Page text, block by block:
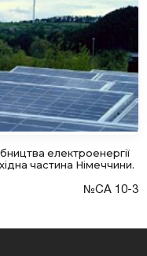
електроенергії
частина Німеччини.
№СА 10-3